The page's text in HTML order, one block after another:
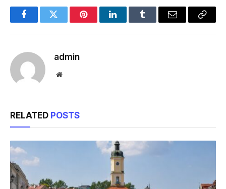
FacebookTwitter PinterestLinkedInTumblr Email
Copy
admin
Website
RELATED POSTS